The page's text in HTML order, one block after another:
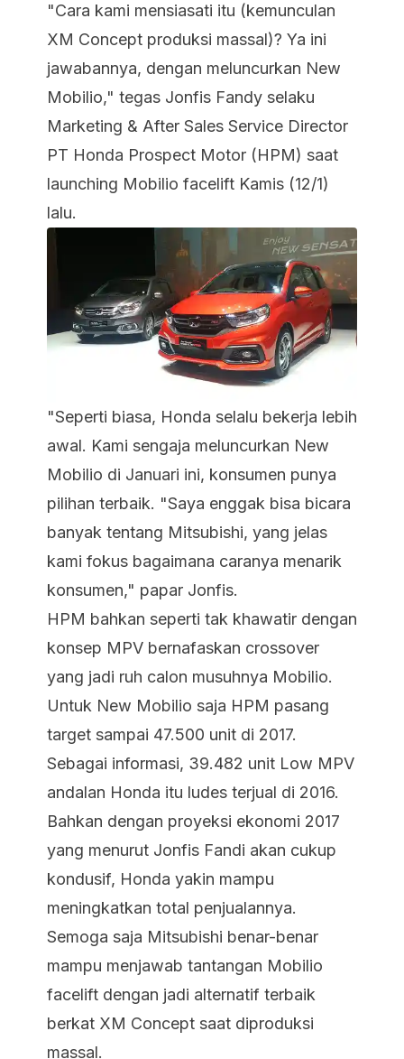
"Cara kami mensiasati itu (kemunculan
XM Concept produksi massal)? Ya ini
jawabannya, dengan meluncurkan New
Mobilio," tegas Jonfis Fandy selaku
Marketing & After Sales Service Director
PT Honda Prospect Motor (HPM) saat
launching Mobilio facelift Kamis (12/1)
lalu.
"Seperti biasa, Honda selalu bekerja lebih
awal. Kami sengaja meluncurkan New
Mobilio di Januari ini, konsumen punya
pilihan terbaik. "Saya enggak bisa bicara
banyak tentang Mitsubishi, yang jelas
kami fokus bagaimana caranya menarik
konsumen," papar Jonfis.
HPM bahkan seperti tak khawatir dengan
konsep MPV bernafaskan crossover
yang jadi ruh calon musuhnya Mobilio.
Untuk New Mobilio saja HPM pasang
target sampai 47.500 unit di 2017.
Sebagai informasi, 39.482 unit Low MPV
andalan Honda itu ludes terjual di 2016.
Bahkan dengan proyeksi ekonomi 2017
yang menurut Jonfis Fandi akan cukup
kondusif, Honda yakin mampu
meningkatkan total penjualannya.
Semoga saja Mitsubishi benar-benar
mampu menjawab tantangan Mobilio
facelift dengan jadi alternatif terbaik
berkat XM Concept saat diproduksi
massal.